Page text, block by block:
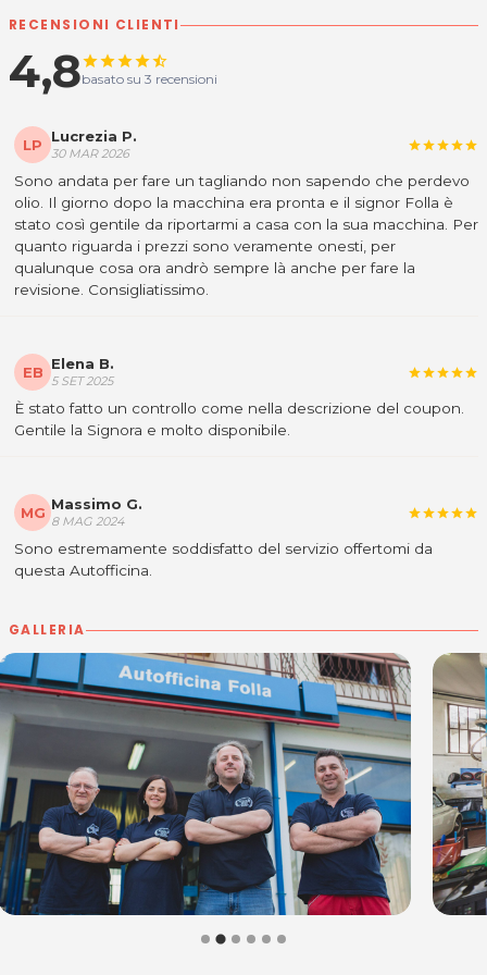
RECENSIONI CLIENTI
4,8starstarstarstarstar_half
basato su 3 recensioni
LP Lucrezia P.
30 MAR 2026
starstarstarstarstar
Sono andata per fare un tagliando non sapendo che perdevo
olio. Il giorno dopo la macchina era pronta e il signor Folla è
stato così gentile da riportarmi a casa con la sua macchina. Per
quanto riguarda i prezzi sono veramente onesti, per
qualunque cosa ora andrò sempre là anche per fare la
revisione. Consigliatissimo.
EB Elena B.
5 SET 2025
starstarstarstarstar
È stato fatto un controllo come nella descrizione del coupon.
Gentile la Signora e molto disponibile.
MG Massimo G.
8 MAG 2024
starstarstarstarstar
Sono estremamente soddisfatto del servizio offertomi da
questa Autofficina.
GALLERIA